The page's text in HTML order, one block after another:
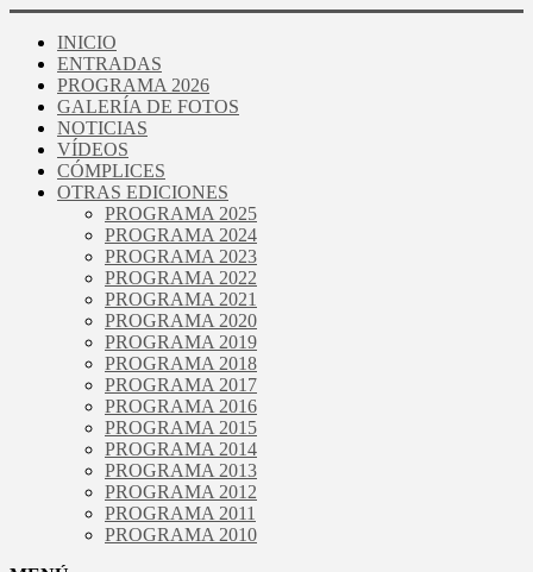
INICIO
ENTRADAS
PROGRAMA 2026
GALERÍA DE FOTOS
NOTICIAS
VÍDEOS
CÓMPLICES
OTRAS EDICIONES
PROGRAMA 2025
PROGRAMA 2024
PROGRAMA 2023
PROGRAMA 2022
PROGRAMA 2021
PROGRAMA 2020
PROGRAMA 2019
PROGRAMA 2018
PROGRAMA 2017
PROGRAMA 2016
PROGRAMA 2015
PROGRAMA 2014
PROGRAMA 2013
PROGRAMA 2012
PROGRAMA 2011
PROGRAMA 2010